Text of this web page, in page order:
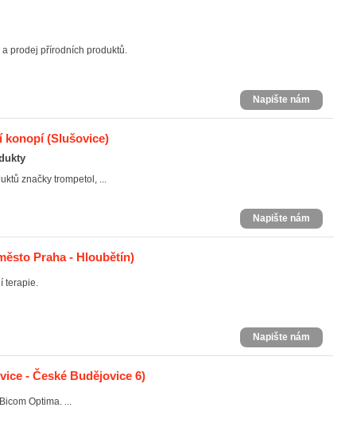
prodej přírodních produktů.
Napište nám
konopí(Slušovice)
značky trompetol, ...
Napište nám
Praha - Hloubětín)
terapie.
Napište nám
- České Budějovice 6)
Optima. ...